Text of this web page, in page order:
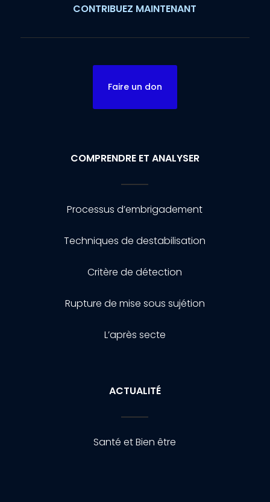
CONTRIBUEZ MAINTENANT
Faire un don
COMPRENDRE ET ANALYSER
Processus d’embrigadement
Techniques de destabilisation
Critère de détection
Rupture de mise sous sujétion
L’après secte
ACTUALITÉ
Santé et Bien être